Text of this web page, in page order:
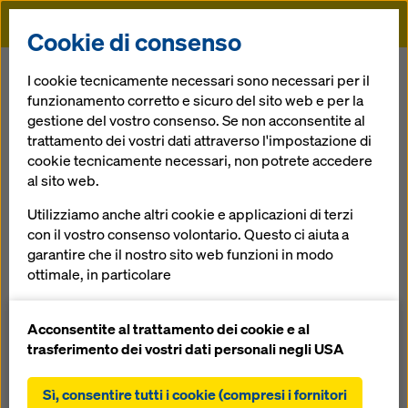
Doka
Maumee River
Bridge
USA
Ohio, con carreggiate di 18 m di larghezza, risolve il
Cookie di consenso
I cookie tecnicamente necessari sono necessari per il
funzionamento corretto e sicuro del sito web e per la
gestione del vostro consenso. Se non acconsentite al
trattamento dei vostri dati attraverso l'impostazione di
cookie tecnicamente necessari, non potrete accedere
al sito web.
Utilizziamo anche altri cookie e applicazioni di terzi
con il vostro consenso volontario. Questo ci aiuta a
garantire che il nostro sito web funzioni in modo
ottimale, in particolare
nostro sito web (cookie funzionali e statistici),
facilitare un processo di acquisto senza problemi
statistici),
Acconsentite al trattamento dei cookie e al
trasferimento dei vostri dati personali negli USA
Sì, consentire tutti i cookie (compresi i fornitori